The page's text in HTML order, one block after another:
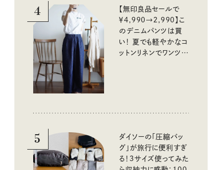
4
【無印良品セールで
￥4,990→2,990】こ
のデニムパンツは買
い！ 夏でも軽やかなコ
ットンリネンでワンツー
5
ダイソーの「圧縮バッ
グ」が旅行に便利すぎ
る！3サイズ使ってみた